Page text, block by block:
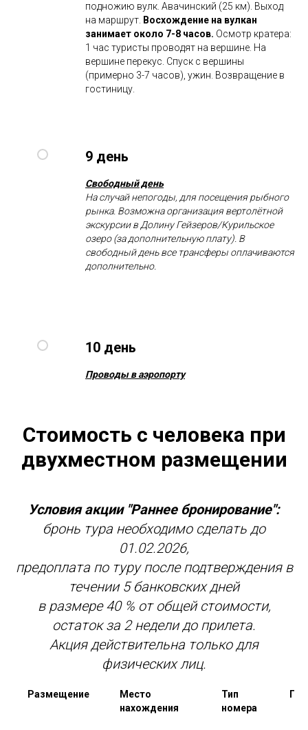
подножию вулк. Авачинский (25 км). Выход
на маршрут. Восхождение на вулкан
занимает около 7-8 часов. Осмотр кратера:
1 час туристы проводят на вершине. На
вершине перекус. Спуск с вершины
(примерно 3-7 часов), ужин. Возвращение в
гостиницу.
9 день
Свободный день
На случай непогоды, для посещения рыбного
рынка. Возможна организация вертолётной
экскурсии в Долину Гейзеров/Курильское
озеро (за дополнительную плату). В
свободный день все трансферы оплачиваются
дополнительно.
10 день
Проводы в аэропорту
Стоимость с человека при
двухместном размещении
Условия акции "Раннее бронирование":
бронь тура необходимо сделать до
01.02.2026,
предоплата по туру после подтверждения в
течении 5 банковских дней
в размере 40 % от общей стоимости,
остаток за 2 недели до прилета.
Акция действительна только для
физических лиц.
Размещение
Место
нахождения
Тип
номера